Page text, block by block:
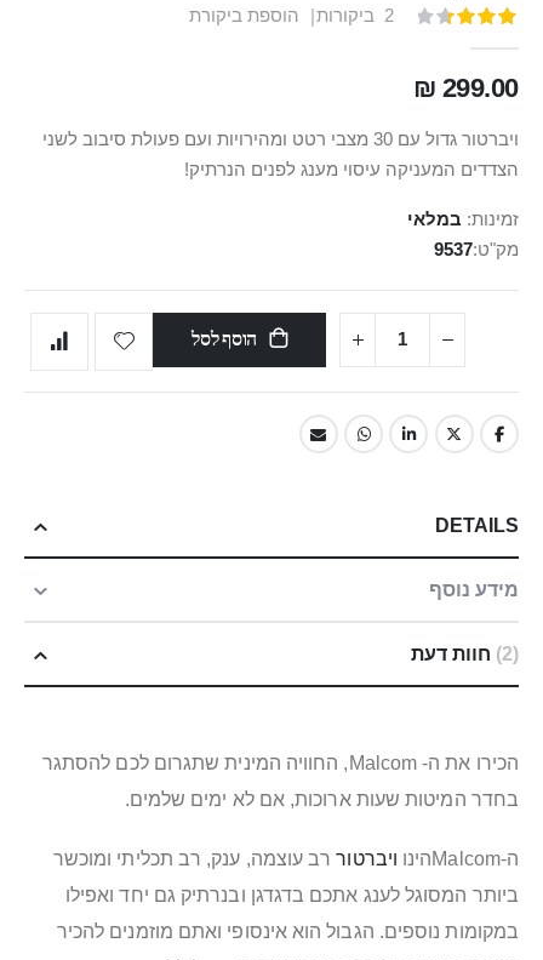
דירוג:
2 ביקורות הוספת ביקורת
299.00 ₪
ויברטור גדול עם 30 מצבי רטט ומהירויות ועם פעולת סיבוב לשני
הצדדים המעניקה עיסוי מענג לפנים הנרתיק!
זמינות: במלאי
מק"ט 9537
הוסף לסל
DETAILS
מידע נוסף
2 חוות דעת
הכירו את ה- Malcom, החוויה המינית שתגרום לכם להסתגר
בחדר המיטות שעות ארוכות, אם לא ימים שלמים.
ה-Malcomהינו ויברטוררב עוצמה, ענק, רב תכליתי ומוכשר
ביותר המסוגל לענג אתכם בדגדגן ובנרתיק גם יחד ואפילו
במקומות נוספים. הגבול הוא אינסופי ואתם מוזמנים להכיר